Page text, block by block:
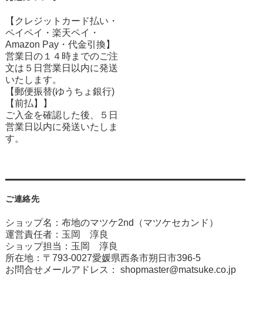
【クレジットカード払い・
ペイペイ・楽天ペイ・
Amazon Pay・ 代金引換】
営業日の１４時までのご注
文は５日営業日以内に発送
いたします。
【郵便振替(ゆうちょ銀行)
【前払】】
ご入金を確認した後、５日
営業日以内に発送いたしま
す。
ご連絡先
ショップ名：布地のマツケ2nd（マツケセカンド）
運営責任者：玉岡 淳良
ショップ担当：玉岡 淳良
所在地：〒793-0027愛媛県西条市朔日市396-5
お問合せメールアドレス： shopmaster@matsuke.co.jp